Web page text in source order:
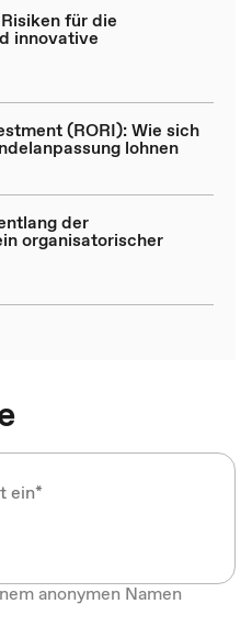
für die
innovative
(RORI): Wie sich
lohnen
der
organisatorischer
anonymen Namen